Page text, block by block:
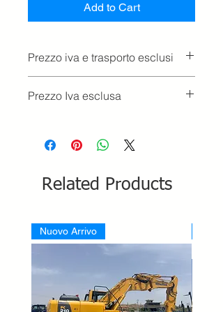
Add to Cart
Prezzo iva e trasporto esclusi
Prezzo Iva esclusa
Related Products
Nuovo Arrivo